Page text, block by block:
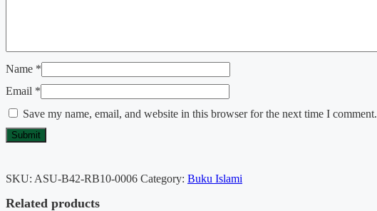
Name *
Email *
Save my name, email, and website in this browser for the next time I comment.
SKU: ASU-B42-RB10-0006 Category: Buku Islami
Related products